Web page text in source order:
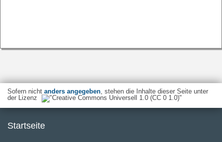
Sofern nicht anders angegeben, stehen die Inhalte dieser Seite unter
der Lizenz
Startseite